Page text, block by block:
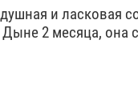
и ласковая
2 месяца, она